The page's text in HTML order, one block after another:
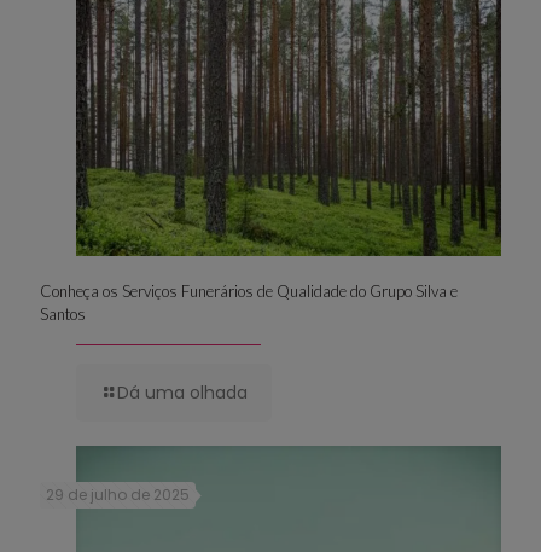
Conheça os Serviços Funerários de Qualidade do Grupo Silva e
Santos
Dá uma olhada
29 de julho de 2025